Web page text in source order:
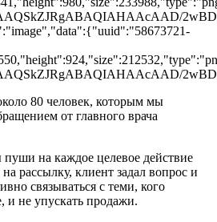
80 человек, которым мы
от главного врача
на каждое целевое действие
рассылку, клиент задал вопрос и
связываться с теми, кого
и не упускать продажи.